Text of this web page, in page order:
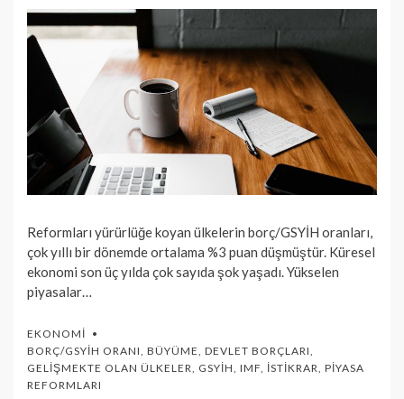
Reformları yürürlüğe koyan ülkelerin borç/GSYİH oranları,
çok yıllı bir dönemde ortalama %3 puan düşmüştür. Küresel
ekonomi son üç yılda çok sayıda şok yaşadı. Yükselen
piyasalar…
EKONOMI
BORÇ/GSYİH ORANI, BÜYÜME, DEVLET BORÇLARI,
GELIŞMEKTE OLAN ÜLKELER, GSYİH, IMF, İSTIKRAR, PIYASA
REFORMLARI